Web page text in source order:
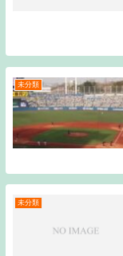
未分類
未分類